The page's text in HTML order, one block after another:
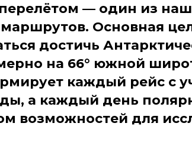
— один из
Основная
достичь
на 66° южной
каждый рейс с
а каждый день
возможностей для